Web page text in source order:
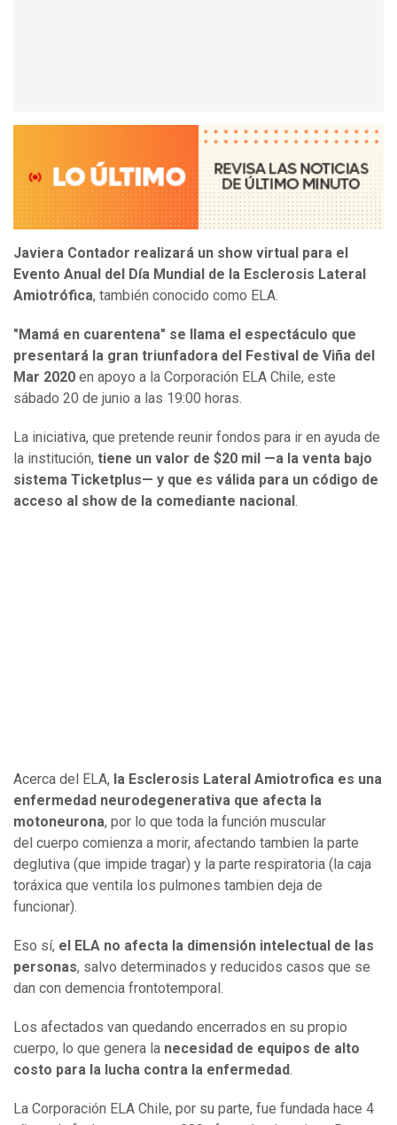
Javiera Contador realizará un show virtual para el
Evento Anual del Día Mundial de la Esclerosis Lateral
Amiotrófica, también conocido como ELA.
"Mamá en cuarentena" se llama el espectáculo que
presentará la gran triunfadora del Festival de Viña del
Mar 2020 en apoyo a la Corporación ELA Chile, este
sábado 20 de junio a las 19:00 horas.
La iniciativa, que pretende reunir fondos para ir en ayuda de
la institución, tiene un valor de $20 mil —a la venta bajo
sistema Ticketplus— y que es válida para un código de
acceso al show de la comediante nacional .
Acerca del ELA, la Esclerosis Lateral Amiotrofica es una
enfermedad neurodegenerativa que afecta la
motoneurona, por lo que toda la función muscular
del cuerpo comienza a morir, afectando tambien la parte
deglutiva (que impide tragar) y la parte respiratoria (la caja
toráxica que ventila los pulmones tambien deja de
funcionar).
Eso sí, el ELA no afecta la dimensión intelectual de las
personas, salvo determinados y reducidos casos que se
dan con demencia frontotemporal.
Los afectados van quedando encerrados en su propio
cuerpo, lo que genera la necesidad de equipos de alto
costo para la lucha contra la enfermedad.
La Corporación ELA Chile, por su parte, fue fundada hace 4